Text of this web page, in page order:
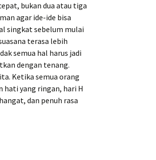
bukan dua atau tiga
agar ide-ide bisa
singkat sebelum mulai
terasa lebih
semua hal harus jadi
dengan tenang.
Ketika semua orang
hati yang ringan, hari H
dan penuh rasa